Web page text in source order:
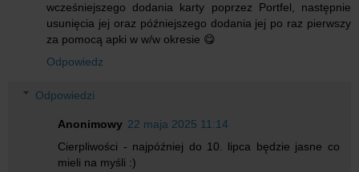
wcześniejszego dodania karty poprzez Portfel, następnie
usunięcia jej oraz późniejszego dodania jej po raz pierwszy
za pomocą apki w w/w okresie 😋
Odpowiedz
Odpowiedzi
Anonimowy 22 maja 2025 11:14
Cierpliwości - najpóźniej do 10. lipca będzie jasne co
mieli na myśli :)